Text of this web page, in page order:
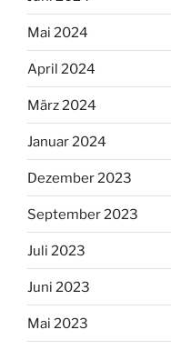
Mai 2024
April 2024
März 2024
Januar 2024
Dezember 2023
September 2023
Juli 2023
Juni 2023
Mai 2023